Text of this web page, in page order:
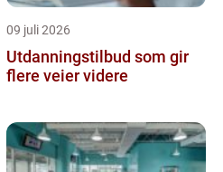
09 juli 2026
Utdanningstilbud som gir
flere veier videre